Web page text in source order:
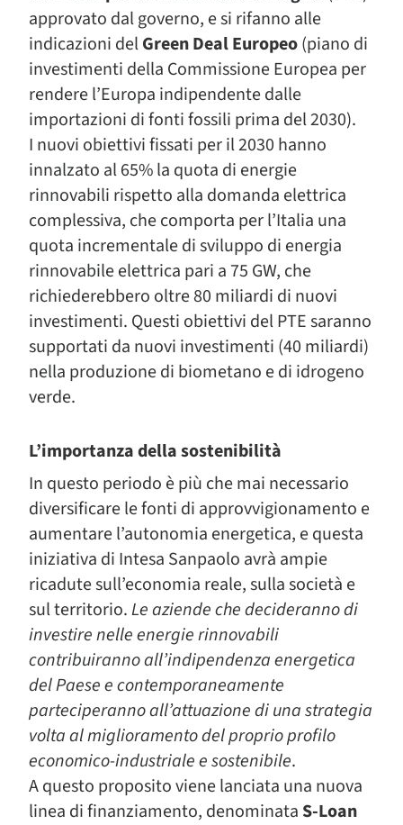
approvato dal governo, e si rifanno alle
indicazioni delGreen Deal Europeo(piano di
investimenti della Commissione Europea per
rendere l’Europa indipendente dalle
importazioni di fonti fossili prima del 2030).
I nuovi obiettivi fissati per il 2030 hanno
innalzato al 65% la quota di energie
rinnovabili rispetto alla domanda elettrica
complessiva, che comporta per l’Italia una
quota incrementale di sviluppo di energia
rinnovabile elettrica pari a 75 GW, che
richiederebbero oltre 80 miliardi di nuovi
investimenti. Questi obiettivi del PTE saranno
supportati da nuovi investimenti (40 miliardi)
nella produzione di biometano e di idrogeno
verde.
L’importanza della sostenibilità
In questo periodo è più che mai necessario
diversificare le fonti di approvvigionamento e
aumentare l’autonomia energetica, e questa
iniziativa di Intesa Sanpaolo avrà ampie
ricadute sull’economia reale, sulla società e
sul territorio.Le aziende che decideranno di
investire nelle energie rinnovabili
contribuiranno all’indipendenza energetica
del Paese e contemporaneamente
parteciperanno all’attuazione di una strategia
volta al miglioramento del proprio profilo
economico-industriale e sostenibile.
A questo proposito viene lanciata una nuova
linea di finanziamento, denominata S-Loan